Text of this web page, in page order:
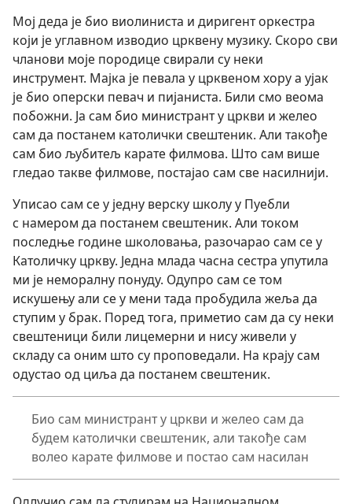
Мој деда је био виолиниста и диригент оркестра
који је углавном изводио црквену музику. Скоро сви
чланови моје породице свирали су неки
инструмент. Мајка је певала у црквеном хору а ујак
је био оперски певач и пијаниста. Били смо веома
побожни. Ја сам био министрант у цркви и желео
сам да постанем католички свештеник. Али такође
сам био љубитељ карате филмова. Што сам више
гледао такве филмове, постајао сам све насилнији.
Уписао сам се у једну верску школу у Пуебли
с намером да постанем свештеник. Али током
последње године школовања, разочарао сам се у
Католичку цркву. Једна млада часна сестра упутила
ми је неморалну понуду. Одупро сам се том
искушењу али се у мени тада пробудила жеља да
ступим у брак. Поред тога, приметио сам да су неки
свештеници били лицемерни и нису живели у
складу са оним што су проповедали. На крају сам
одустао од циља да постанем свештеник.
Био сам министрант у цркви и желео сам да
будем католички свештеник, али такође сам
волео карате филмове и постао сам насилан